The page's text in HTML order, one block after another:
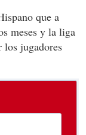
que a
meses y la liga
los jugadores